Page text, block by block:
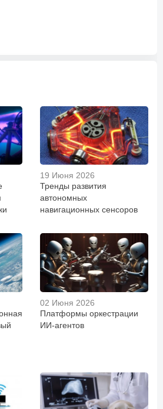
19 Июня 2026
Тренды развития
автономных
навигационных сенсоров
02 Июня 2026
Платформы оркестрации
ИИ-агентов